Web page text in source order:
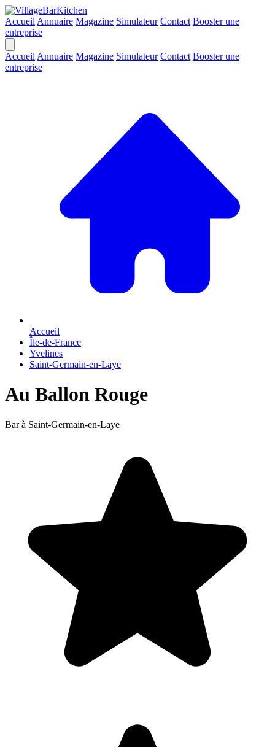
Accueil Annuaire Magazine Simulateur Contact Booster une
entreprise
Accueil Annuaire Magazine Simulateur Contact Booster une
entreprise
Accueil
Île-de-France
Yvelines
Saint-Germain-en-Laye
Au Ballon Rouge
Bar à Saint-Germain-en-Laye